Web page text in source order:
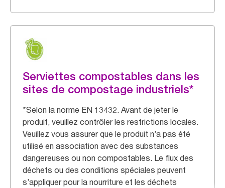
Serviettes compostables dans les
sites de compostage industriels*
*Selon la norme EN 13432. Avant de jeter le
produit, veuillez contrôler les restrictions locales.
Veuillez vous assurer que le produit n’a pas été
utilisé en association avec des substances
dangereuses ou non compostables. Le flux des
déchets ou des conditions spéciales peuvent
s’appliquer pour la nourriture et les déchets